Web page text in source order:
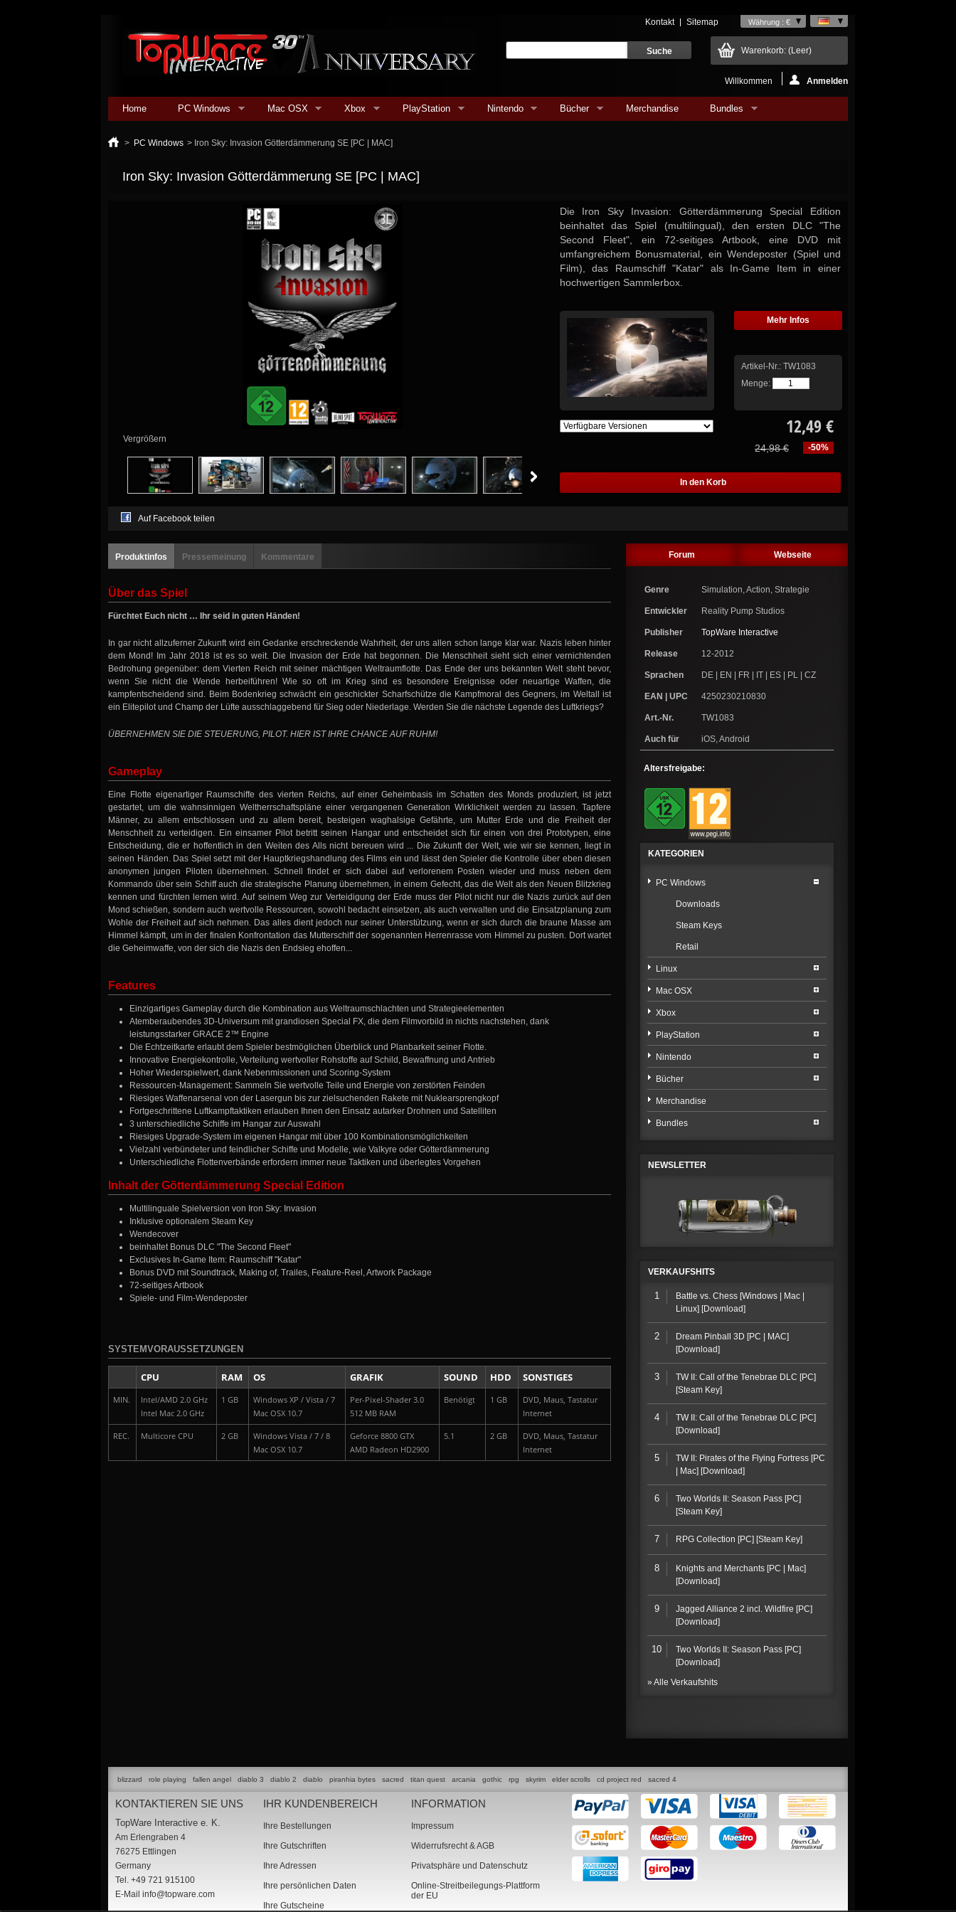
Währung : €
Kontakt Sitemap
Warenkorb: (Leer)
Willkommen Anmelden
Home PC Windows Mac OSX Xbox PlayStation Nintendo Bücher Merchandise Bundles
> PC Windows > Iron Sky: Invasion Götterdämmerung SE [PC | MAC]
Iron Sky: Invasion Götterdämmerung SE [PC | MAC]
Vergrößern
Die Iron Sky Invasion: Götterdämmerung Special Edition
beinhaltet das Spiel (multilingual), den ersten DLC "The
Second Fleet", ein 72-seitiges Artbook, eine DVD mit
umfangreichem Bonusmaterial, ein Wendeposter (Spiel und
Film), das Raumschiff "Katar" als In-Game Item in einer
hochwertigen Sammlerbox.
Mehr Infos
Artikel-Nr.: TW1083
Menge:
12,49 €
-50%
24,98 €
Auf Facebook teilen
Produktinfos Pressemeinung Kommentare
Über das Spiel
Fürchtet Euch nicht … Ihr seid in guten Händen!
In gar nicht allzuferner Zukunft wird ein Gedanke erschreckende Wahrheit, der uns allen schon lange klar war. Nazis leben hinter
dem Mond! Im Jahr 2018 ist es so weit. Die Invasion der Erde hat begonnen. Die Menschheit sieht sich einer vernichtenden
Bedrohung gegenüber: dem Vierten Reich mit seiner mächtigen Weltraumflotte. Das Ende der uns bekannten Welt steht bevor,
wenn Sie nicht die Wende herbeiführen! Wie so oft im Krieg sind es besondere Ereignisse oder neuartige Waffen, die
kampfentscheidend sind. Beim Bodenkrieg schwächt ein geschickter Scharfschütze die Kampfmoral des Gegners, im Weltall ist
ein Elitepilot und Champ der Lüfte ausschlaggebend für Sieg oder Niederlage. Werden Sie die nächste Legende des Luftkriegs?
ÜBERNEHMEN SIE DIE STEUERUNG, PILOT. HIER IST IHRE CHANCE AUF RUHM!
Gameplay
Eine Flotte eigenartiger Raumschiffe des vierten Reichs, auf einer Geheimbasis im Schatten des Monds produziert, ist jetzt
gestartet, um die wahnsinnigen Weltherrschaftspläne einer vergangenen Generation Wirklichkeit werden zu lassen. Tapfere
Männer, zu allem entschlossen und zu allem bereit, besteigen waghalsige Gefährte, um Mutter Erde und die Freiheit der
Menschheit zu verteidigen. Ein einsamer Pilot betritt seinen Hangar und entscheidet sich für einen von drei Prototypen, eine
Entscheidung, die er hoffentlich in den Weiten des Alls nicht bereuen wird ... Die Zukunft der Welt, wie wir sie kennen, liegt in
seinen Händen. Das Spiel setzt mit der Hauptkriegshandlung des Films ein und lässt den Spieler die Kontrolle über eben diesen
anonymen jungen Piloten übernehmen. Schnell findet er sich dabei auf verlorenem Posten wieder und muss neben dem
Kommando über sein Schiff auch die strategische Planung übernehmen, in einem Gefecht, das die Welt als den Neuen Blitzkrieg
kennen und fürchten lernen wird. Auf seinem Weg zur Verteidigung der Erde muss der Pilot nicht nur die Nazis zurück auf den
Mond schießen, sondern auch wertvolle Ressourcen, sowohl bedacht einsetzen, als auch verwalten und die Einsatzplanung zum
Wohle der Freiheit auf sich nehmen. Das alles dient jedoch nur seiner Unterstützung, wenn er sich durch die braune Masse am
Himmel kämpft, um in der finalen Konfrontation das Mutterschiff der sogenannten Herrenrasse vom Himmel zu pusten. Dort wartet
die Geheimwaffe, von der sich die Nazis den Endsieg ehoffen...
Features
Einzigartiges Gameplay durch die Kombination aus Weltraumschlachten und Strategieelementen
Atemberaubendes 3D-Universum mit grandiosen Special FX, die dem Filmvorbild in nichts nachstehen, dank
leistungsstarker GRACE 2™ Engine
Die Echtzeitkarte erlaubt dem Spieler bestmöglichen Überblick und Planbarkeit seiner Flotte.
Innovative Energiekontrolle, Verteilung wertvoller Rohstoffe auf Schild, Bewaffnung und Antrieb
Hoher Wiederspielwert, dank Nebenmissionen und Scoring-System
Ressourcen-Management: Sammeln Sie wertvolle Teile und Energie von zerstörten Feinden
Riesiges Waffenarsenal von der Lasergun bis zur zielsuchenden Rakete mit Nuklearsprengkopf
Fortgeschrittene Luftkampftaktiken erlauben Ihnen den Einsatz autarker Drohnen und Satelliten
3 unterschiedliche Schiffe im Hangar zur Auswahl
Riesiges Upgrade-System im eigenen Hangar mit über 100 Kombinationsmöglichkeiten
Vielzahl verbündeter und feindlicher Schiffe und Modelle, wie Valkyre oder Götterdämmerung
Unterschiedliche Flottenverbände erfordern immer neue Taktiken und überlegtes Vorgehen
Inhalt der Götterdämmerung Special Edition
Multilinguale Spielversion von Iron Sky: Invasion
Inklusive optionalem Steam Key
Wendecover
beinhaltet Bonus DLC "The Second Fleet"
Exclusives In-Game Item: Raumschiff "Katar"
Bonus DVD mit Soundtrack, Making of, Trailes, Feature-Reel, Artwork Package
72-seitiges Artbook
Spiele- und Film-Wendeposter
SYSTEMVORAUSSETZUNGEN
CPU RAM OS GRAFIK SOUND HDD SONSTIGES
MIN.
Intel/AMD 2.0 GHz
Intel Mac 2.0 GHz
1 GB
Windows XP / Vista / 7
Mac OSX 10.7
Per-Pixel-Shader 3.0
512 MB RAM
Benötigt 1 GB
DVD, Maus, Tastatur
Internet
REC. Multicore CPU 2 GB
Windows Vista / 7 / 8
Mac OSX 10.7
Geforce 8800 GTX
AMD Radeon HD2900
5.1 2 GB
DVD, Maus, Tastatur
Internet
Forum Webseite
Genre Simulation, Action, Strategie
Entwickler Reality Pump Studios
Publisher TopWare Interactive
Release 12-2012
Sprachen DE | EN | FR | IT | ES | PL | CZ
EAN | UPC 4250230210830
Art.-Nr. TW1083
Auch für iOS, Android
Altersfreigabe:
KATEGORIEN
PC Windows
Downloads
Steam Keys
Retail
Linux
Mac OSX
Xbox
PlayStation
Nintendo
Bücher
Merchandise
Bundles
NEWSLETTER
VERKAUFSHITS
1
Battle vs. Chess [Windows | Mac |
Linux] [Download]
2
Dream Pinball 3D [PC | MAC]
[Download]
3
TW II: Call of the Tenebrae DLC [PC]
[Steam Key]
4
TW II: Call of the Tenebrae DLC [PC]
[Download]
5
TW II: Pirates of the Flying Fortress [PC
| Mac] [Download]
6
Two Worlds II: Season Pass [PC]
[Steam Key]
7 RPG Collection [PC] [Steam Key]
8
Knights and Merchants [PC | Mac]
[Download]
9
Jagged Alliance 2 incl. Wildfire [PC]
[Download]
10
Two Worlds II: Season Pass [PC]
[Download]
» Alle Verkaufshits
blizzard role playing fallen angel diablo 3 diablo 2 diablo piranhia bytes sacred titan quest arcania gothic rpg skyrim elder scrolls cd project red sacred 4
KONTAKTIEREN SIE UNS
TopWare Interactive e. K.
Am Erlengraben 4
76275 Ettlingen
Germany
Tel. +49 721 915100
E-Mailinfo@topware.com
IHR KUNDENBEREICH
Ihre Bestellungen
Ihre Gutschriften
Ihre Adressen
Ihre persönlichen Daten
Ihre Gutscheine
INFORMATION
Impressum
Widerrufsrecht & AGB
Privatsphäre und Datenschutz
Online-Streitbeilegungs-Plattform
der EU